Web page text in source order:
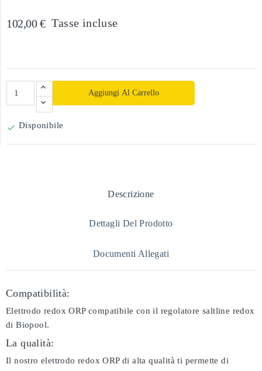
102,00 € Tasse incluse
Aggiungi Al Carrello
 Disponibile
Descrizione
Dettagli Del Prodotto
Documenti Allegati
Compatibilità:
Elettrodo redox ORP compatibile con il regolatore saltline redox
di Biopool.
La qualità:
Il nostro elettrodo redox ORP di alta qualità ti permette di